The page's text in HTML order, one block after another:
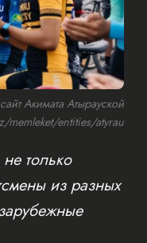
Акимата Атырауской
memleket/entities/atyrau
только
из разных